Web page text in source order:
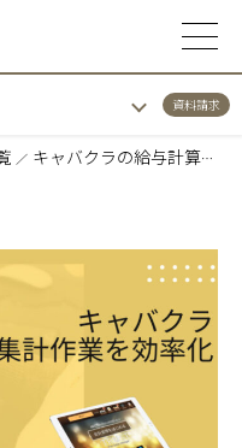
資料請求
キャバクラの給与計算が面倒！締め作業を効率化するためにトラストレジが最適である理由